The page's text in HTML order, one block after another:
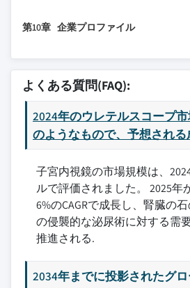
3.4 規制環境
3.4.2 欧州
3.5 技術とイノベーションの動向
3.5.1 現在の技術トレンド
3.5.2 新興技術
3.6 製品別価格動向
3.8 返金シナリオ
3.9 消費者行動分析
3.10 ギャップ分析
3.11 ポーターの分析
4.6.1 合併・買収
4.6.4 拡大計画
8.4 その他の最終用途
9.2 北米
9.2.2 カナダ
9.3 欧州
9.3.1 ドイツ
9.3.2 英国
9.3.3 フランス
9.3.4 スペイン
9.3.5 イタリア
9.3.6 オランダ
9.4 アジア太平洋
9.4.2 日本
第10章 企業プロファイル
10.1 Ambu
10.3 ボストン・サイエンテ
10.4 コロプラスト
10.5 Dornier MedTech
10.6 neoscope
10.7 オリンパス
10.8 OPCOM Medical
10.9 PUSEN
10.10 リチャード・ウルフ
10.12 Stryker
よくある質問(FAQ):
2024年のウレテルスコープ
のようなもので、予想される
子宮内視鏡の市場規模は、
ルで評価されました。 2025年
6%のCAGRで成長し、腎臓の
の侵襲的な泌尿術に対する需
推進される.
2034年までに投影されたグ